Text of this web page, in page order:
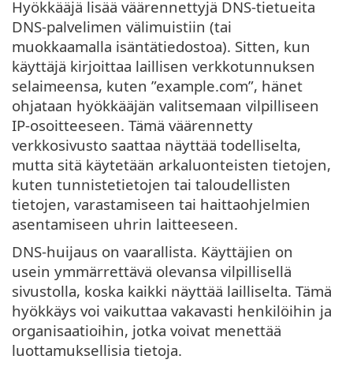
Hyökkääjä lisää väärennettyjä DNS-tietueita
DNS-palvelimen välimuistiin (tai
muokkaamalla isäntätiedostoa). Sitten, kun
käyttäjä kirjoittaa laillisen verkkotunnuksen
selaimeensa, kuten ”example.com”, hänet
ohjataan hyökkääjän valitsemaan vilpilliseen
IP-osoitteeseen. Tämä väärennetty
verkkosivusto saattaa näyttää todelliselta,
mutta sitä käytetään arkaluonteisten tietojen,
kuten tunnistetietojen tai taloudellisten
tietojen, varastamiseen tai haittaohjelmien
asentamiseen uhrin laitteeseen.
DNS-huijaus on vaarallista. Käyttäjien on
usein ymmärrettävä olevansa vilpillisellä
sivustolla, koska kaikki näyttää lailliselta. Tämä
hyökkäys voi vaikuttaa vakavasti henkilöihin ja
organisaatioihin, jotka voivat menettää
luottamuksellisia tietoja.